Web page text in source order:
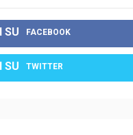
SU FACEBOOK
SU TWITTER